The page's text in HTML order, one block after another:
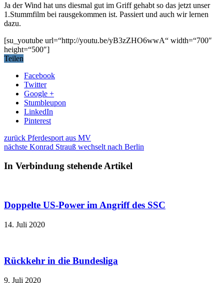
Ja der Wind hat uns diesmal gut im Griff gehabt so das jetzt unser
1.Stummfilm bei rausgekommen ist. Passiert und auch wir lernen
dazu.
[su_youtube url=“http://youtu.be/yB3zZHO6wwA“ width=“700″
height=“500″]
Teilen
Facebook
Twitter
Google +
Stumbleupon
LinkedIn
Pinterest
zurück Pferdesport aus MV
nächste Konrad Strauß wechselt nach Berlin
In Verbindung stehende Artikel
Doppelte US-Power im Angriff des SSC
14. Juli 2020
Rückkehr in die Bundesliga
9. Juli 2020